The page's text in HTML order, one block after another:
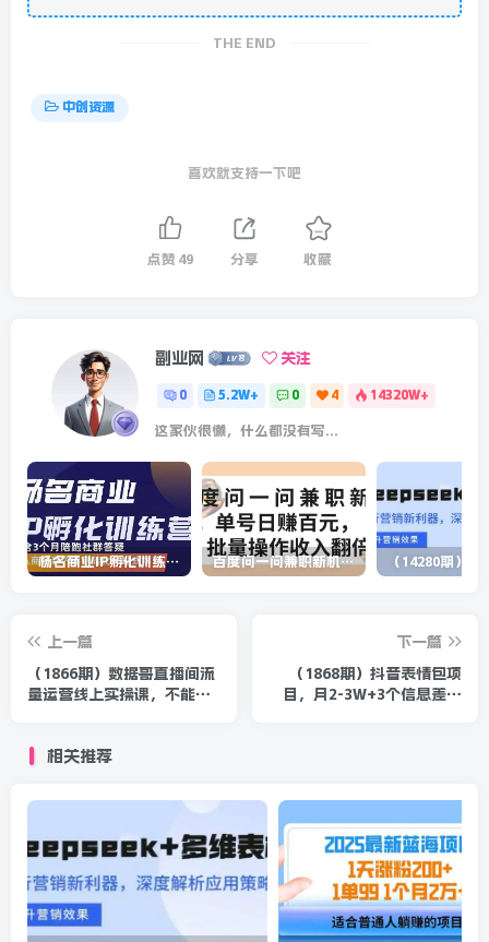
THE END
中创资源
喜欢就支持一下吧
点赞 49 分享 收藏
副业网 关注
0 5.2W+ 0 4 14320W+
这家伙很懒，什么都没有写...
杨名商业IP孵化训练营，从商业到内容到转化一站式学 价值5980元 百度问一问兼职新机遇，单号日赚百元，批量操作收入翻倍
上一篇
（1866期）数据哥直播间流
量运营线上实操课，不能错
下一篇
（1868期）抖音表情包项
目，月2-3W+3个信息差小
相关推荐